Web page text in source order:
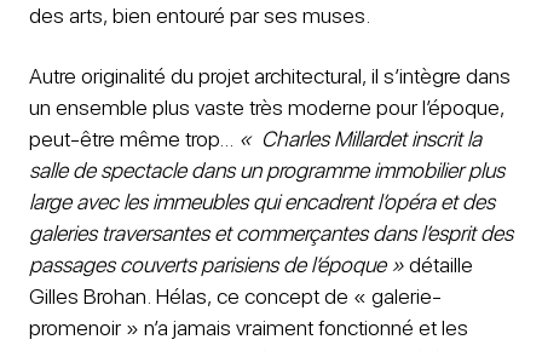
des arts, bien entouré par ses muses.
Autre originalité du projet architectural, il s’intègre dans
un ensemble plus vaste très moderne pour l’époque,
peut-être même trop… « Charles Millardet inscrit la
salle de spectacle dans un programme immobilier plus
large avec les immeubles qui encadrent l’opéra et des
galeries traversantes et commerçantes dans l’esprit des
passages couverts parisiens de l’époque »détaille
Gilles Brohan. Hélas, ce concept de « galerie-
promenoir » n’a jamais vraiment fonctionné et les